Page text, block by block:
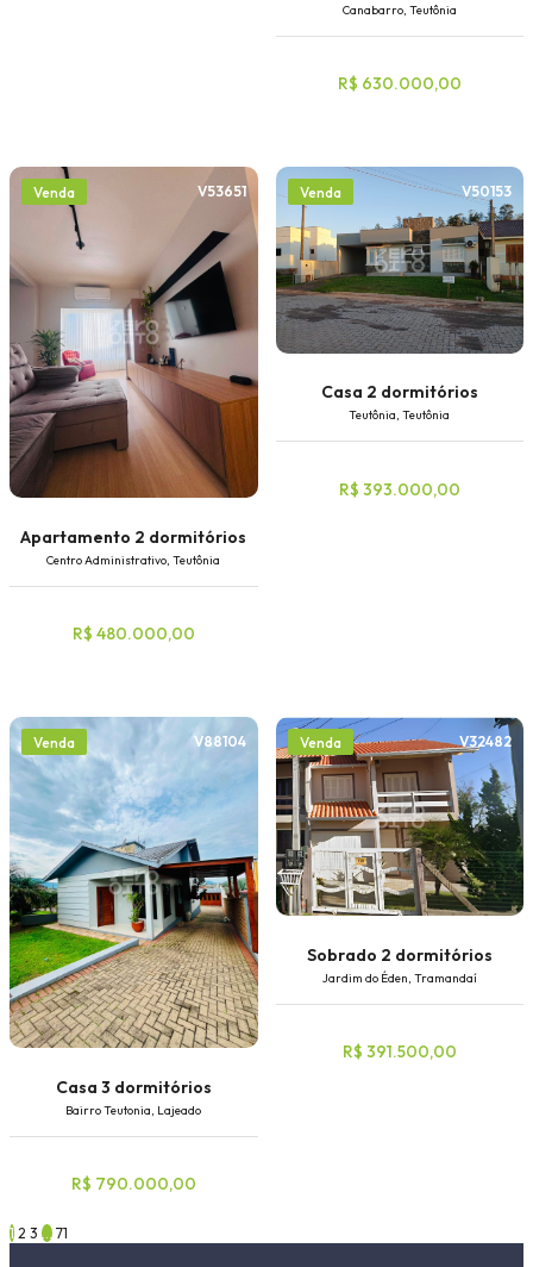
Canabarro, Teutônia
R$ 630.000,00
Venda V53651
Apartamento 2 dormitórios
Centro Administrativo, Teutônia
R$ 480.000,00
Venda V50153
Casa 2 dormitórios
Teutônia, Teutônia
R$ 393.000,00
Venda V88104
Casa 3 dormitórios
Bairro Teutonia, Lajeado
R$ 790.000,00
Venda V32482
Sobrado 2 dormitórios
Jardim do Éden, Tramandaí
R$ 391.500,00
1 2 3 … 71